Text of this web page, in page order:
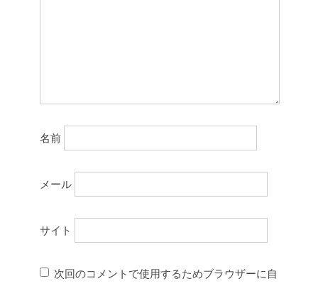
名前
メール
サイト
次回のコメントで使用するためブラウザーに自